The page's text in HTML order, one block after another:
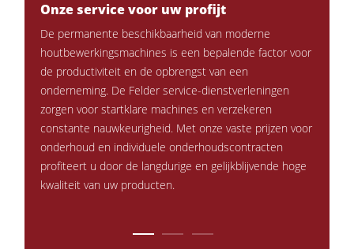
Langband- en kantenschuurmachines
Borstel- en borstelschuurmachines
Lintzagen
Boormachines
Platenopdeelzagen
Briketpersen
Persen met verwarmde platen & vacuümpersen
Stofafzuigers en afzuiginstallaties voor schone lucht
Onze service voor uw profijt
De permanente beschikbaarheid van moderne
houtbewerkingsmachines is een bepalende factor voor
de productiviteit en de opbrengst van een
onderneming. De Felder service-dienstverleningen
zorgen voor startklare machines en verzekeren
constante nauwkeurigheid. Met onze vaste prijzen voor
onderhoud en individuele onderhoudscontracten
profiteert u door de langdurige en gelijkblijvende hoge
kwaliteit van uw producten.